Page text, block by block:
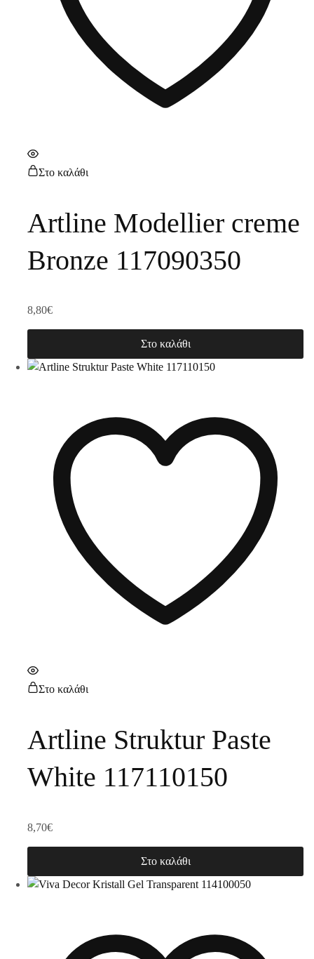
Στο καλάθι
Artline Modellier creme
Bronze 117090350
8,80€
Στο καλάθι
Στο καλάθι
Artline Struktur Paste
White 117110150
8,70€
Στο καλάθι